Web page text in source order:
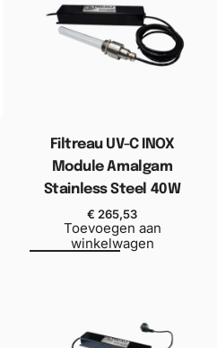
Filtreau UV-C INOX
Module Amalgam
Stainless Steel 40W
€ 265,53
Toevoegen aan
winkelwagen